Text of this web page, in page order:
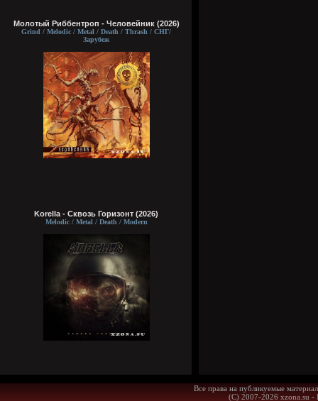
Молотый Риббентроп - Человейник (2026)
Grind / Melodic / Metal / Death / Thrash / СНГ/
Зарубеж
Korella - Сквозь Горизонт (2026)
Melodic / Metal / Death / Modern
Все права на публикуемые
(С) 2007-2026 xzona.su -